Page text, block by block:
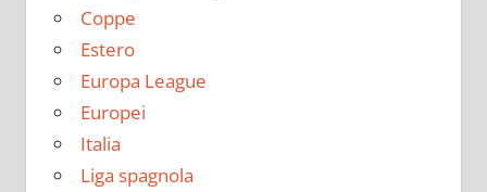
Coppe
Estero
Europa League
Europei
Italia
Liga spagnola